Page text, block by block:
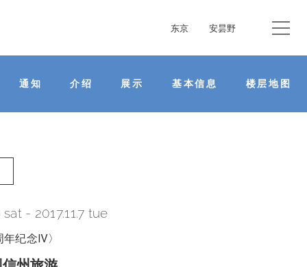
东京 安昙野
通知 介绍 展示 基本信息 楼层地图
sat - 2017.11.7 tue
年纪念Ⅳ〉